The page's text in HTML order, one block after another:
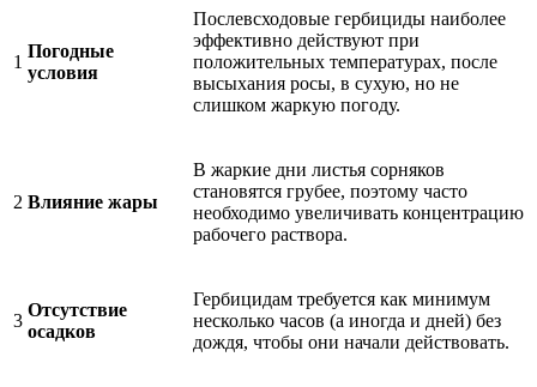
1
Погодные
условия
Послевсходовые гербициды наиболее
эффективно действуют при
положительных температурах, после
высыхания росы, в сухую, но не
слишком жаркую погоду.
2 Влияние жары
В жаркие дни листья сорняков
становятся грубее, поэтому часто
необходимо увеличивать концентрацию
рабочего раствора.
3
Отсутствие
осадков
Гербицидам требуется как минимум
несколько часов (а иногда и дней) без
дождя, чтобы они начали действовать.